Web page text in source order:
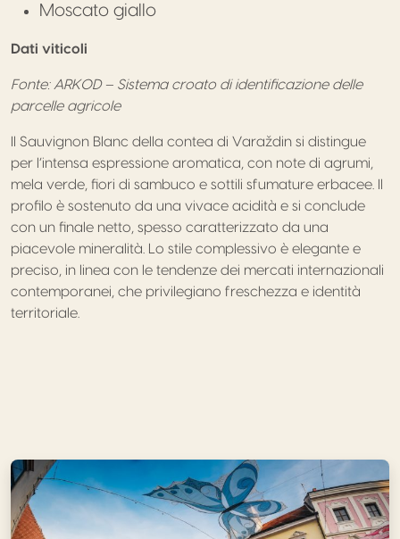
Moscato giallo
Dati viticoli
Fonte: ARKOD – Sistema croato di identificazione delle
parcelle agricole
Il Sauvignon Blanc della contea di Varaždin si distingue
per l’intensa espressione aromatica, con note di agrumi,
mela verde, fiori di sambuco e sottili sfumature erbacee. Il
profilo è sostenuto da una vivace acidità e si conclude
con un finale netto, spesso caratterizzato da una
piacevole mineralità. Lo stile complessivo è elegante e
preciso, in linea con le tendenze dei mercati internazionali
contemporanei, che privilegiano freschezza e identità
territoriale.